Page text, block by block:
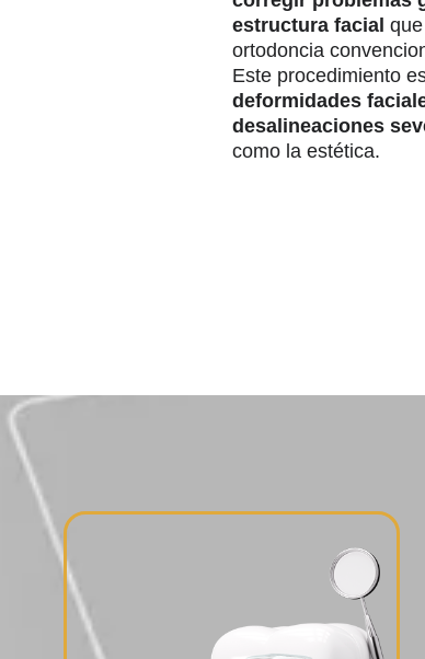
estructura facial
ortodoncia
Este procedimiento
deformidades
desalineaciones
como la estética.